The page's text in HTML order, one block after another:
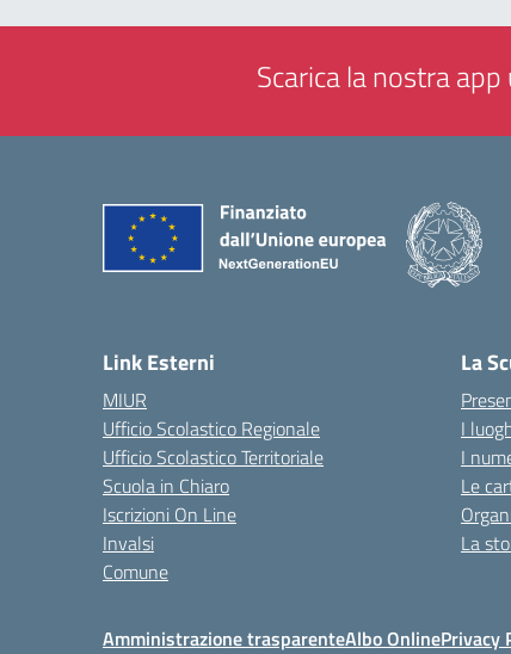
Scarica la nostra
Link Esterni
MIUR
Ufficio Scolastico Regionale
Ufficio Scolastico Territoriale
Scuola in Chiaro
Iscrizioni On Line
Invalsi
Comune
La
I
I
Le
La
Amministrazione trasparenteAlbo OnlinePrivacy